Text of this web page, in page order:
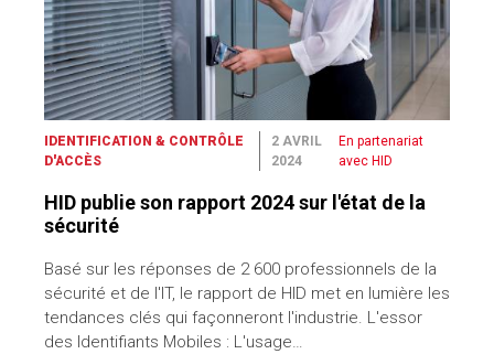
IDENTIFICATION & CONTRÔLE
D'ACCÈS
2 AVRIL
2024
En partenariat
avec HID
HID publie son rapport 2024 sur l'état de la
sécurité
Basé sur les réponses de 2 600 professionnels de la
sécurité et de l'IT, le rapport de HID met en lumière les
tendances clés qui façonneront l'industrie. L'essor
des Identifiants Mobiles : L'usage…